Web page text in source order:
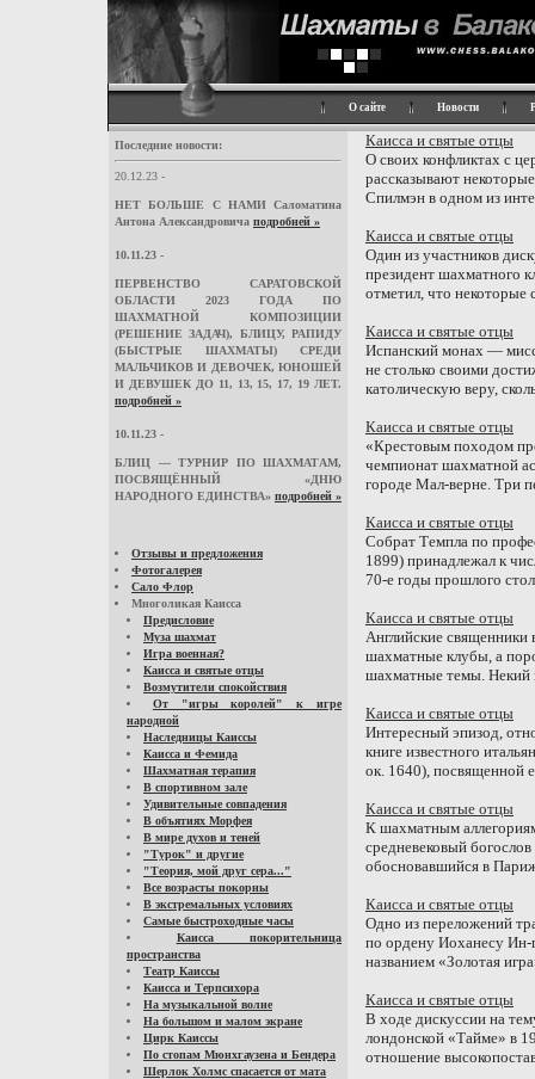
О сайте Новости
Последние новости:
20.12.23 -
НЕТ БОЛЬШЕ С НАМИ Саломатина
Антона Александровича подробней »
10.11.23 -
ПЕРВЕНСТВО САРАТОВСКОЙ
ОБЛАСТИ 2023 ГОДА ПО
ШАХМАТНОЙ КОМПОЗИЦИИ
(РЕШЕНИЕ ЗАДАЧ), БЛИЦУ, РАПИДУ
(БЫСТРЫЕ ШАХМАТЫ) СРЕДИ
МАЛЬЧИКОВ И ДЕВОЧЕК, ЮНОШЕЙ
И ДЕВУШЕК ДО 11, 13, 15, 17, 19 ЛЕТ.
подробней »
10.11.23 -
БЛИЦ — ТУРНИР ПО ШАХМАТАМ,
ПОСВЯЩЁННЫЙ «ДНЮ
НАРОДНОГО ЕДИНСТВА» подробней »
Отзывы и предложения
Фотогалерея
Сало Флор
Многоликая Каисса
Предисловие
Муза шахмат
Игра военная?
Каисса и святые отцы
Возмутители спокойствия
От "игры королей" к игре
народной
Наследницы Каиссы
Каисса и Фемида
Шахматная терапия
В спортивном зале
Удивительные совпадения
В объятиях Морфея
В мире духов и теней
"Турок" и другие
"Теория, мой друг сера..."
Все возрасты покорны
В экстремальных условиях
Самые быстроходные часы
Каисса покорительница
пространства
Театр Каиссы
Каисса и Терпсихора
На музыкальной волне
На большом и малом экране
Цирк Каиссы
По стопам Мюнхгаузена и Бендера
Шерлок Холмс спасается от мата
Каисса и святые отцы
О своих конфликтах с
рассказывают
Спилмэн в одном из
Каисса и святые отцы
Один из участников
президент шахматного
отметил, что некоторые
Каисса и святые отцы
Испанский монах —
не столько своими
католическую веру,
Каисса и святые отцы
«Крестовым походом
чемпионат шахматной
городе Мал-верне. Три
Каисса и святые отцы
Собрат Темпла по
1899) принадлежал к
70-е годы прошлого
Каисса и святые отцы
Английские священники
шахматные клубы, а
шахматные темы. Некий
Каисса и святые отцы
Интересный эпизод,
книге известного
ок. 1640), посвященной
Каисса и святые отцы
К шахматным
средневековый
обосновавшийся в
Каисса и святые отцы
Одно из переложений
по ордену Иоханесу Ин-
названием «Золотая
Каисса и святые отцы
В ходе дискуссии на
лондонской «Тайме» в
отношение